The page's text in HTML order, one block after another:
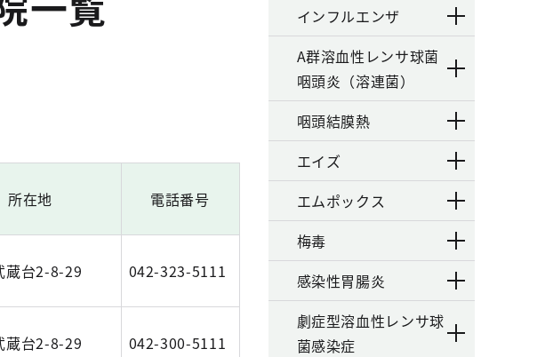
所在地 電話番号
蔵台2-8-29 042-323-5111
蔵台2-8-29 042-300-5111
インフルエンザ
A群溶血性レンサ球菌
咽頭炎（溶連菌）
咽頭結膜熱
エイズ
エムポックス
梅毒
感染性胃腸炎
劇症型溶血性レンサ球
菌感染症